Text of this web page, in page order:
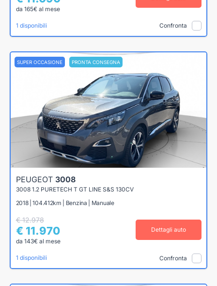
da 165€ al mese
1 disponibili Confronta
SUPER OCCASIONE PRONTA CONSEGNA
PEUGEOT 3008
3008 1.2 PURETECH T GT LINE S&S 130CV
2018 | 104.412km | Benzina | Manuale
€ 12.978
€ 11.970
da 143€ al mese
Dettagli auto
1 disponibili Confronta